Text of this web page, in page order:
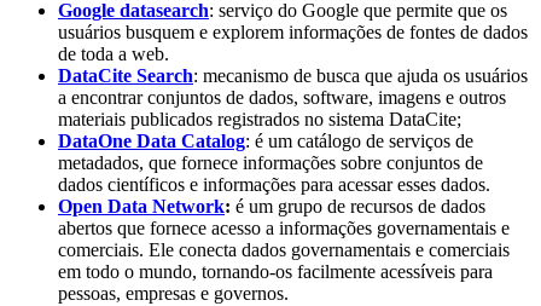
Google datasearch: serviço do Google que permite que os
usuários busquem e explorem informações de fontes de dados
de toda a web.
DataCite Search: mecanismo de busca que ajuda os usuários
a encontrar conjuntos de dados, software, imagens e outros
materiais publicados registrados no sistema DataCite;
DataOne Data Catalog: é um catálogo de serviços de
metadados, que fornece informações sobre conjuntos de
dados científicos e informações para acessar esses dados.
Open Data Network: é um grupo de recursos de dados
abertos que fornece acesso a informações governamentais e
comerciais. Ele conecta dados governamentais e comerciais
em todo o mundo, tornando-os facilmente acessíveis para
pessoas, empresas e governos.